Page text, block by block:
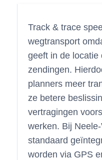
Track & trace
wegtransport
geeft in de locatie
zendingen.
planners meer
ze betere
vertragingen
werken. Bij
standaard
worden via GPS